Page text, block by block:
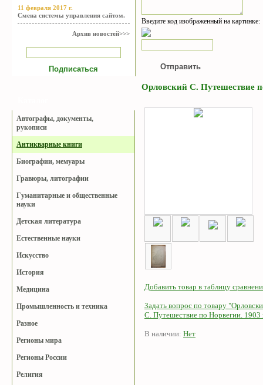
11 февраля 2017 г.
Смена системы управления сайтом.
Архив новостей>>>
Автографы, документы,
рукописи
Антикварные книги
Биографии, мемуары
Гравюры, литографии
Гуманитарные и общественные
науки
Детская литература
Естественные науки
Искусство
История
Медицина
Промышленность и техника
Разное
Регионы мира
Регионы России
Религия
Введите код изображенный на картинке:
Орловский С. Путешествие
Добавить товар в таблицу
Задать вопрос по товару
С. Путешествие по Норвегии. 1903
В наличии: Нет